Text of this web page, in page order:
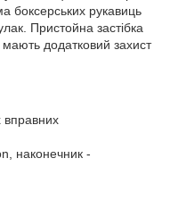
боксерських рукавиць
Пристойна застібка
додатковий захист
вправних
наконечник -